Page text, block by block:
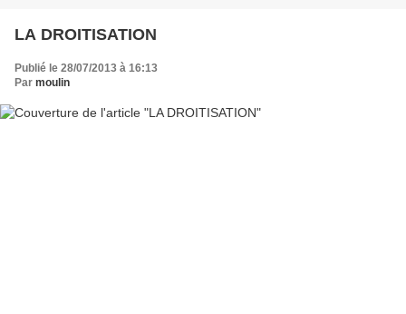
LA DROITISATION
Publié le 28/07/2013 à 16:13
Par moulin